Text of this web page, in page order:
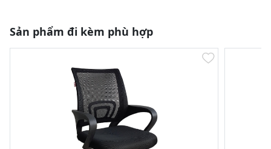
Sản phẩm đi kèm phù hợp